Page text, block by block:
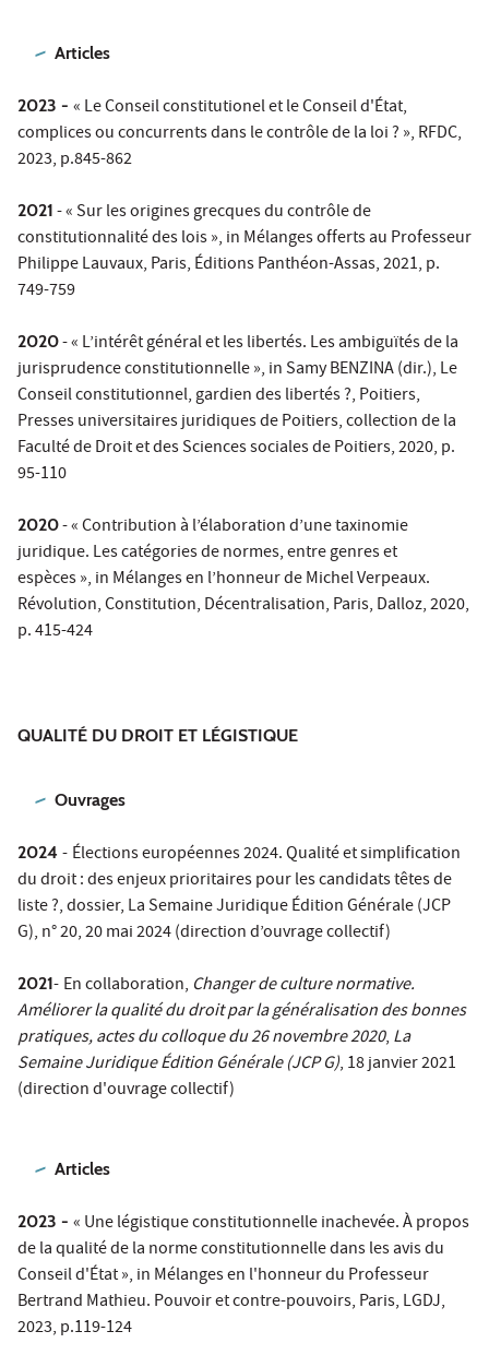
Articles
2023 - « Le Conseil constitutionel et le Conseil d'État,
complices ou concurrents dans le contrôle de la loi ? », RFDC,
2023, p.845-862
2021 - « Sur les origines grecques du contrôle de
constitutionnalité des lois », in Mélanges offerts au Professeur
Philippe Lauvaux, Paris, Éditions Panthéon-Assas, 2021, p.
749-759
2020- « L’intérêt général et les libertés. Les ambiguïtés de la
jurisprudence constitutionnelle », in Samy BENZINA (dir.), Le
Conseil constitutionnel, gardien des libertés ?, Poitiers,
Presses universitaires juridiques de Poitiers, collection de la
Faculté de Droit et des Sciences sociales de Poitiers, 2020, p.
95-110
2020- « Contribution à l’élaboration d’une taxinomie
juridique. Les catégories de normes, entre genres et
espèces », in Mélanges en l’honneur de Michel Verpeaux.
Révolution, Constitution, Décentralisation, Paris, Dalloz, 2020,
p. 415-424
QUALITÉ DU DROIT ET LÉGISTIQUE
Ouvrages
2024 - Élections européennes 2024. Qualité et simplification
du droit : des enjeux prioritaires pour les candidats têtes de
liste ?, dossier, La Semaine Juridique Édition Générale (JCP
G), n° 20, 20 mai 2024 (direction d’ouvrage collectif)
2021- En collaboration, Changer de culture normative.
Améliorer la qualité du droit par la généralisation des bonnes
pratiques, actes du colloque du 26 novembre 2020, La
Semaine Juridique Édition Générale (JCP G), 18 janvier 2021
(direction d'ouvrage collectif)
Articles
2023 - « Une légistique constitutionnelle inachevée. À propos
de la qualité de la norme constitutionnelle dans les avis du
Conseil d'État », in Mélanges en l'honneur du Professeur
Bertrand Mathieu. Pouvoir et contre-pouvoirs, Paris, LGDJ,
2023, p.119-124